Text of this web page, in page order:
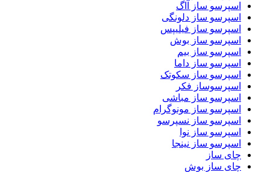
اسپرسو ساز آاگ
اسپرسو ساز دلونگی
اسپرسو ساز فیلیپس
اسپرسو ساز بوش
اسپرسو ساز بیم
اسپرسو ساز داما
اسپرسو ساز سکوتک
اسپرسوساز فکر
اسپرسو ساز مباشی
اسپرسو ساز مونوگرام
اسپرسو ساز نسپرسو
اسپرسو ساز نوا
اسپرسو ساز نینجا
چای ساز
چای ساز بوش